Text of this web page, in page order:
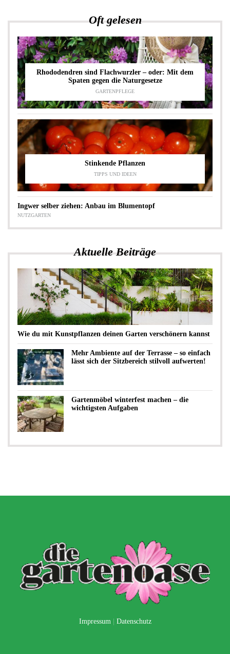
Oft gelesen
Rhododendren sind Flachwurzler – oder: Mit dem
Spaten gegen die Naturgesetze
GARTENPFLEGE
Stinkende Pflanzen
TIPPS UND IDEEN
Ingwer selber ziehen: Anbau im Blumentopf
NUTZGARTEN
Aktuelle Beiträge
Wie du mit Kunstpflanzen deinen Garten verschönern kannst
Mehr Ambiente auf der Terrasse – so einfach
lässt sich der Sitzbereich stilvoll aufwerten!
Gartenmöbel winterfest machen – die
wichtigsten Aufgaben
Impressum Datenschutz